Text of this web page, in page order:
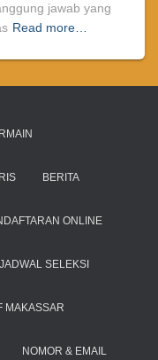
jawab yang
Read more…
BERITA
ONLINE
JADWAL SELEKSI
MAKASSAR
NOMOR & EMAIL